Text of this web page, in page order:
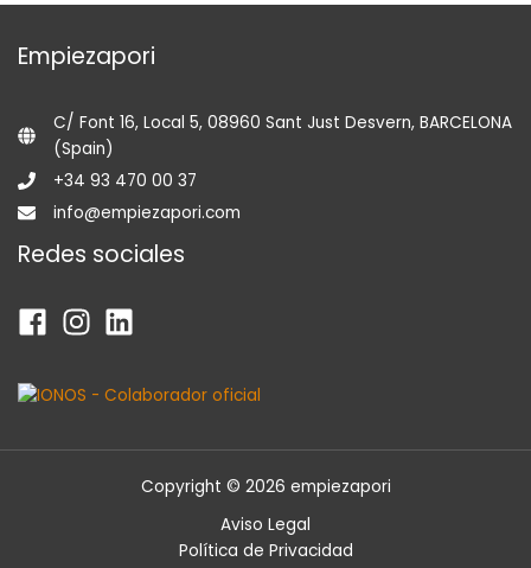
Empiezapori
C/ Font 16, Local 5, 08960 Sant Just Desvern, BARCELONA
(Spain)
+34 93 470 00 37
info@empiezapori.com
Redes sociales
Copyright © 2026 empiezapori
Aviso Legal
Política de Privacidad